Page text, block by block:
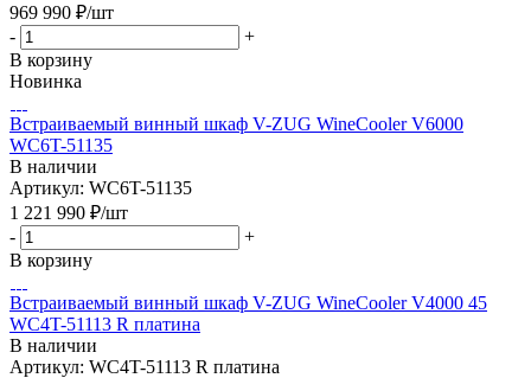
969 990 ₽/шт
-
+
В корзину
Новинка
Встраиваемый винный шкаф V-ZUG WineCooler V6000
WC6T-51135
В наличии
Артикул: WC6T-51135
1 221 990 ₽/шт
-
+
В корзину
Встраиваемый винный шкаф V-ZUG WineCooler V4000 45
WC4T-51113 R платина
В наличии
Артикул: WC4T-51113 R платина